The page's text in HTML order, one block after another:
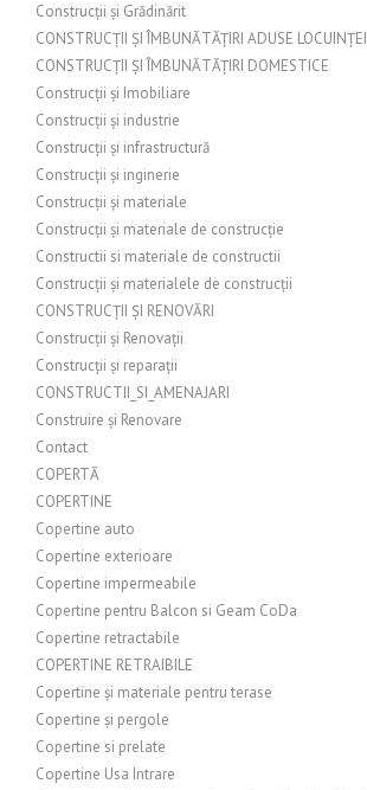
Construcții și Grădinărit
CONSTRUCȚII ȘI ÎMBUNĂTĂȚIRI ADUSE LOCUINȚEI
CONSTRUCȚII ȘI ÎMBUNĂTĂȚIRI DOMESTICE
Construcții și Imobiliare
Construcții și industrie
Construcții și infrastructură
Construcții și inginerie
Construcții și materiale
Construcții și materiale de construcție
Constructii si materiale de constructii
Construcții și materialele de construcții
CONSTRUCȚII ȘI RENOVĂRI
Construcții și Renovații
Construcții și reparații
CONSTRUCTII_SI_AMENAJARI
Construire și Renovare
Contact
COPERTĂ
COPERTINE
Copertine auto
Copertine exterioare
Copertine impermeabile
Copertine pentru Balcon si Geam CoDa
Copertine retractabile
COPERTINE RETRAIBILE
Copertine și materiale pentru terase
Copertine și pergole
Copertine si prelate
Copertine Usa Intrare